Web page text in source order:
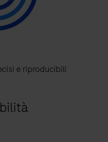
e riproducibili